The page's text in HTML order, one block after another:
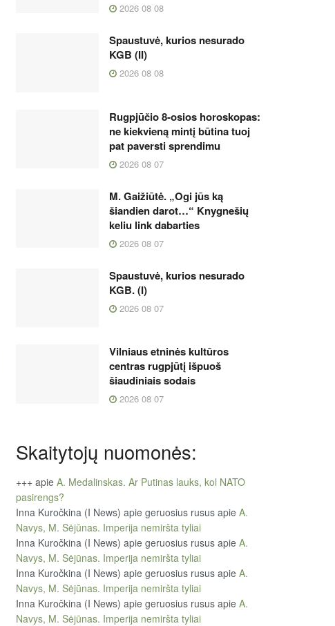
2026 08 08
Spaustuvė, kurios nesurado
KGB (II)
2026 08 08
Rugpjūčio 8-osios horoskopas:
ne kiekvieną mintį būtina tuoj
pat paversti sprendimu
2026 08 07
M. Gaižiūtė. „Ogi jūs ką
šiandien darot…“ Knygnešių
keliu link dabarties
2026 08 07
Spaustuvė, kurios nesurado
KGB. (I)
2026 08 07
Vilniaus etninės kultūros
centras rugpjūtį išpuoš
šiaudiniais sodais
2026 08 07
Skaitytojų nuomonės:
+++ apie A. Medalinskas. Ar Putinas lauks, kol NATO
pasirengs?
Inna Kuročkina (I News) apie geruosius rusus apie A.
Navys, M. Sėjūnas. Imperija nemiršta tyliai
Inna Kuročkina (I News) apie geruosius rusus apie A.
Navys, M. Sėjūnas. Imperija nemiršta tyliai
Inna Kuročkina (I News) apie geruosius rusus apie A.
Navys, M. Sėjūnas. Imperija nemiršta tyliai
Inna Kuročkina (I News) apie geruosius rusus apie A.
Navys, M. Sėjūnas. Imperija nemiršta tyliai